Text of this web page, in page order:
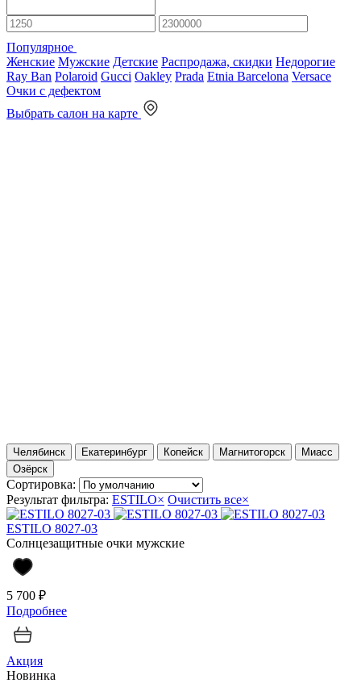
Популярное
Женские Мужские Детские Распродажа, скидки Недорогие
Ray Ban Polaroid Gucci Oakley Prada Etnia Barcelona Versace
Очки с дефектом
Выбрать салон на карте
Челябинск Екатеринбург Копейск Магнитогорск
Миасс
Озёрск
Сортировка:
Результат фильтра: ESTILO× Очистить все×
ESTILO 8027-03
Солнцезащитные очки мужские
5 700 ₽
Подробнее
Акция
Новинка